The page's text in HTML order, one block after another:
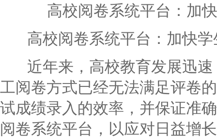
高校阅卷系统平台：加
高校阅卷系统平台：加快学
近年来，高校教育发展迅速
工阅卷方式已经无法满足评卷
试成绩录入的效率，并保证准
阅卷系统平台，以应对日益增